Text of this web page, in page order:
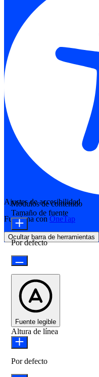
Ajustes de accesibilidad
Funciona con OneTap
Ocultar barra de herramientas
Módulos de contenido
Tamaño de fuente
Por defecto
Fuente legible
Altura de línea
Por defecto